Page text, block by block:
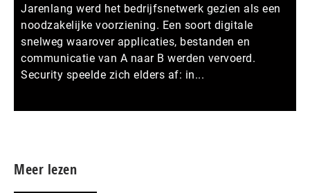
Jarenlang werd het bedrijfsnetwerk gezien als een
noodzakelijke voorziening. Een soort digitale
snelweg waarover applicaties, bestanden en
communicatie van A naar B werden vervoerd.
Security speelde zich elders af: in...
Meer lezen